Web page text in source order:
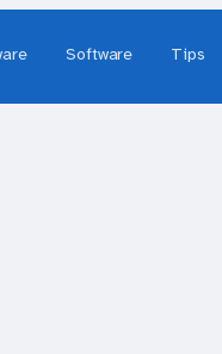
Software Tips